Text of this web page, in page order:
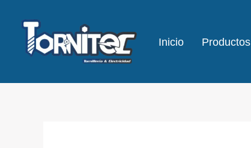
contenido
Inicio Productos